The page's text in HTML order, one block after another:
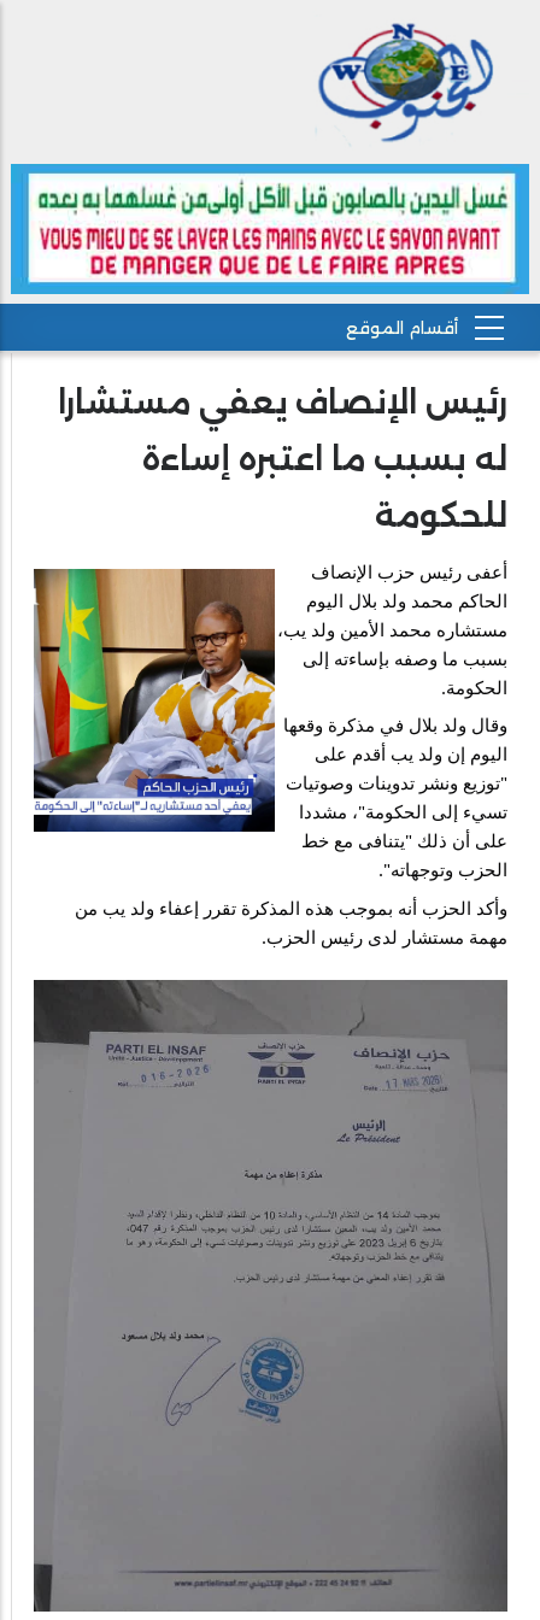
رئيس الإنصاف يعفي مستشارا
له بسبب ما اعتبره إساءة
للحكومة
الحكومة.
الحزب وتوجهاته".
مهمة مستشار لدى رئيس الحزب.